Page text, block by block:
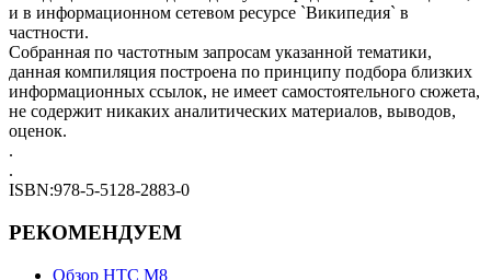
и в информационном сетевом ресурсе `Википедия` в
частности.
Собранная по частотным запросам указанной тематики,
данная компиляция построена по принципу подбора близких
информационных ссылок, не имеет самостоятельного сюжета,
не содержит никаких аналитических материалов, выводов,
оценок.
.
.
ISBN:978-5-5128-2883-0
РЕКОМЕНДУЕМ
Обзор НТС М8